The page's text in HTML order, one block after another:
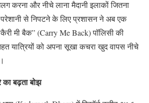
करना और नीचे लाना मैदानी इलाकों जितना
से निपटने के लिए प्रशासन ने अब एक
मी बैक” (Carry Me Back) पॉलिसी की
यात्रियों को अपना सूखा कचरा खुद वापस नीचे
बढ़ता बोझ